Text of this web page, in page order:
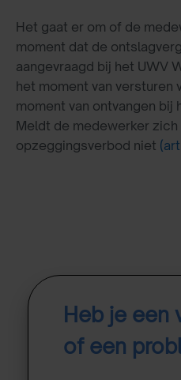
Het gaat er om of de
moment dat de
aangevraagd bij het UWV
het moment van versturen
moment van ontvangen bij
Meldt de medewerker
opzeggingsverbod niet
Heb je een
of een